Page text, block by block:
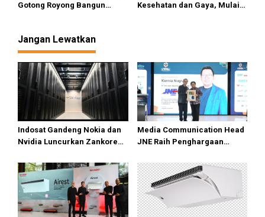
Gotong Royong Bangun
Kesehatan dan Gaya, Mulai
Jangan Lewatkan
Indosat Gandeng Nokia dan
Nvidia Luncurkan Zankore
Media Communication Head
JNE Raih Penghargaan
Top Leader 2026